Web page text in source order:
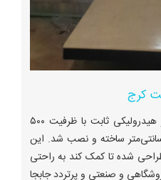
کرج
در منطقه آق تپه کرج، یک بالابر هیدرولیکی ثابت با ظرفیت ۵۰۰
و ابعاد کاربردی ۱۲۰×۱۲۰ سانتی‌متر ساخته و نصب شد. این
با ارتفاع مفید ۴ متر طراحی شده تا کمک کند به راحتی
و صنعتی و پرتردد جابجا